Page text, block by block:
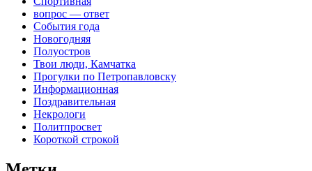
вопрос — ответ
События года
Новогодняя
Полуостров
Твои люди, Камчатка
Прогулки по Петропавловску
Информационная
Поздравительная
Некрологи
Политпросвет
Короткой строкой